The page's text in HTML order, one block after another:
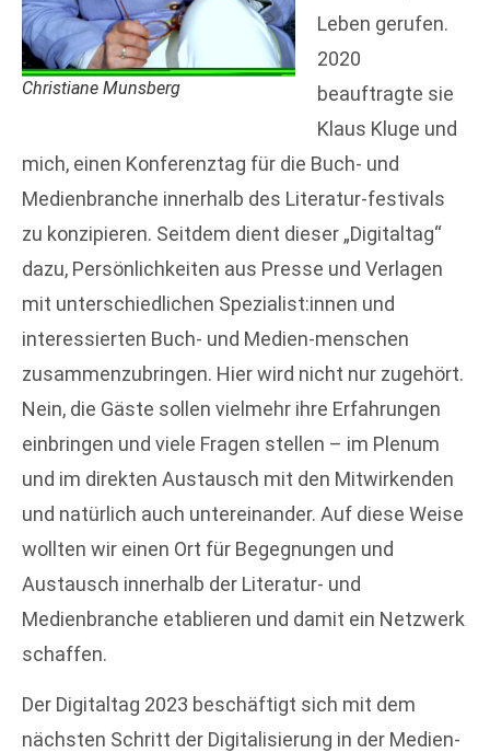
Christiane Munsberg
Leben gerufen.
2020
beauftragte sie
Klaus Kluge und
mich, einen Konferenztag für die Buch- und
Medienbranche innerhalb des Literatur-festivals
zu konzipieren. Seitdem dient dieser „Digitaltag“
dazu, Persönlichkeiten aus Presse und Verlagen
mit unterschiedlichen Spezialist:innen und
interessierten Buch- und Medien-menschen
zusammenzubringen. Hier wird nicht nur zugehört.
Nein, die Gäste sollen vielmehr ihre Erfahrungen
einbringen und viele Fragen stellen – im Plenum
und im direkten Austausch mit den Mitwirkenden
und natürlich auch untereinander. Auf diese Weise
wollten wir einen Ort für Begegnungen und
Austausch innerhalb der Literatur- und
Medienbranche etablieren und damit ein Netzwerk
schaffen.
Der Digitaltag 2023 beschäftigt sich mit dem
nächsten Schritt der Digitalisierung in der Medien-